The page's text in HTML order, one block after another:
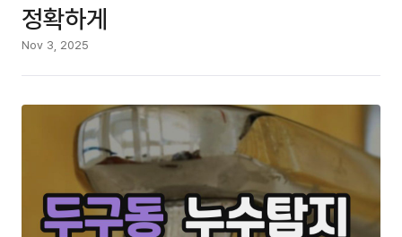
정확하게
Nov 3, 2025